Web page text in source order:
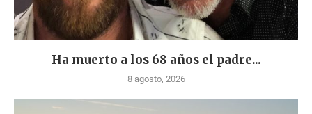
Ha muerto a los 68 años el padre...
8 agosto, 2026